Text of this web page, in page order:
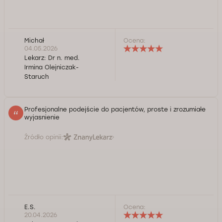
Michał
04.05.2026
Lekarz: Dr n. med.
Irmina Olejniczak-
Staruch
Ocena:
Profesjonalne podejście do pacjentów, proste i zrozumiałe
wyjasnienie
Źródło opinii:
E.S.
20.04.2026
Ocena: